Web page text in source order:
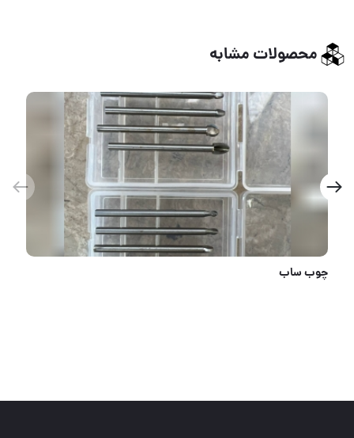
محصولات مشابه
چوب ساب